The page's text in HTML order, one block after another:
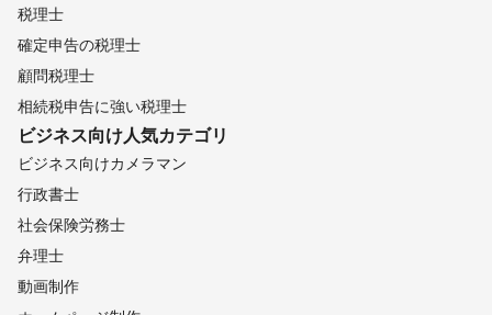
税理士
確定申告の税理士
顧問税理士
相続税申告に強い税理士
ビジネス向け人気カテゴリ
ビジネス向けカメラマン
行政書士
社会保険労務士
弁理士
動画制作